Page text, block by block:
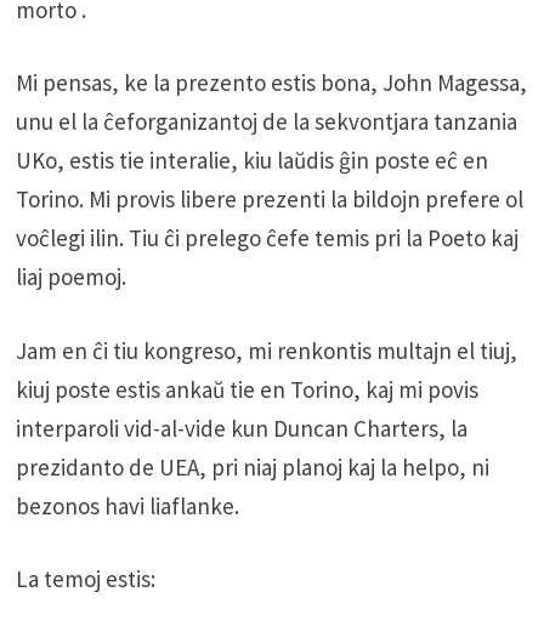
morto .
Mi pensas, ke la prezento estis bona, John Magessa,
unu el la ĉeforganizantoj de la sekvontjara tanzania
UKo, estis tie interalie, kiu laŭdis ĝin poste eĉ en
Torino. Mi provis libere prezenti la bildojn prefere ol
voĉlegi ilin. Tiu ĉi prelego ĉefe temis pri la Poeto kaj
liaj poemoj.
Jam en ĉi tiu kongreso, mi renkontis multajn el tiuj,
kiuj poste estis ankaŭ tie en Torino, kaj mi povis
interparoli vid-al-vide kun Duncan Charters, la
prezidanto de UEA, pri niaj planoj kaj la helpo, ni
bezonos havi liaflanke.
La temoj estis: